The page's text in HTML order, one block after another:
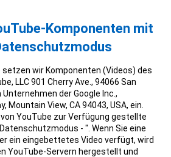
Komponenten mit
wir Komponenten (Videos) des
LLC 901 Cherry Ave., 94066 San
Unternehmen der Google Inc.,
Mountain View, CA 94043, USA, ein.
YouTube zur Verfügung gestellte
- ". Wenn Sie eine
ein eingebettetes Video verfügt, wird
YouTube-Servern hergestellt und